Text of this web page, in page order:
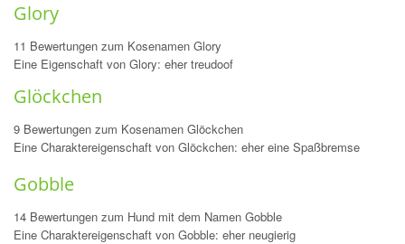
Glory
11 Bewertungen zum Kosenamen Glory
Eine Eigenschaft von Glory: eher treudoof
Glöckchen
9 Bewertungen zum Kosenamen Glöckchen
Eine Charaktereigenschaft von Glöckchen: eher eine Spaßbremse
Gobble
14 Bewertungen zum Hund mit dem Namen Gobble
Eine Charaktereigenschaft von Gobble: eher neugierig